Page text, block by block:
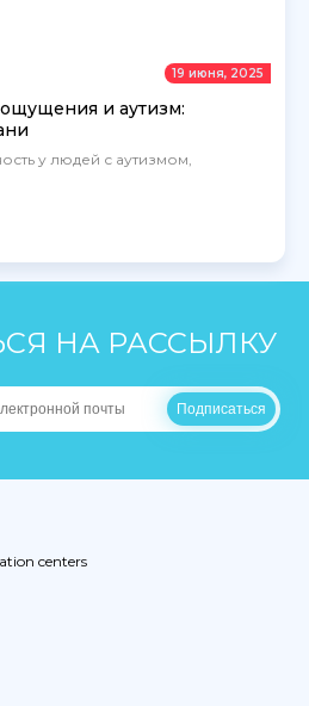
19 июня, 2025
и аутизм:
у людей с аутизмом,
НА РАССЫЛКУ
centers